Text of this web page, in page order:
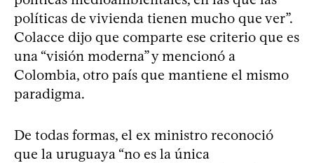
políticas de vivienda tienen mucho que ver”.
Colacce dijo que comparte ese criterio que es
una “visión moderna” y mencionó a
Colombia, otro país que mantiene el mismo
paradigma.
De todas formas, el ex ministro reconoció
que la uruguaya “no es la única